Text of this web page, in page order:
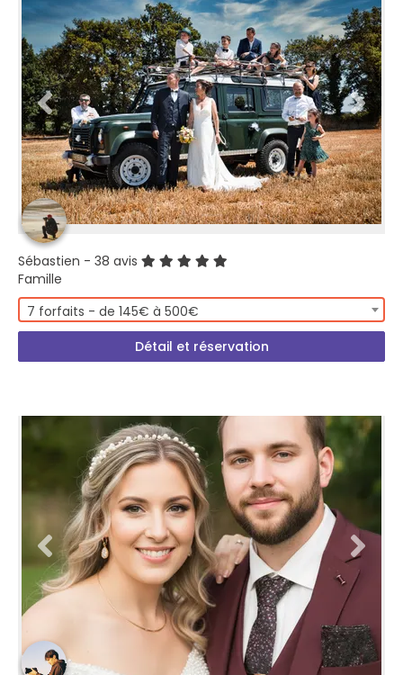
Sébastien - 38 avis
Famille
7 forfaits - de 145€ à 500€
Détail et réservation